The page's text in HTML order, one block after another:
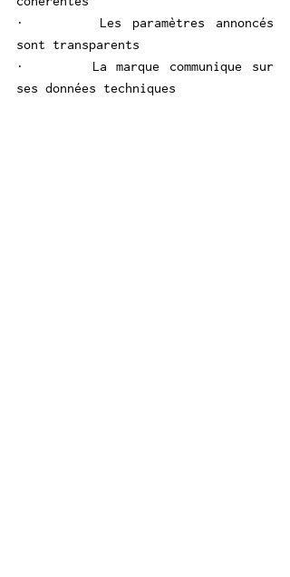
·       Les paramètres annoncés
sont transparents
·       La marque communique sur
ses données techniques